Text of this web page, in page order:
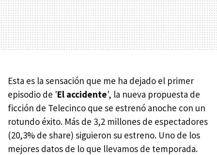
Esta es la sensación que me ha dejado el primer
episodio de 'El accidente', la nueva propuesta de
ficción de Telecinco que se estrenó anoche con un
rotundo éxito. Más de 3,2 millones de espectadores
(20,3% de share) siguieron su estreno. Uno de los
mejores datos de lo que llevamos de temporada.